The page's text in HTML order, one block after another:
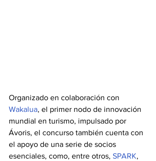
Organizado en colaboración con
Wakalua, el primer nodo de innovación
mundial en turismo, impulsado por
Ávoris, el concurso también cuenta con
el apoyo de una serie de socios
esenciales, como, entre otros, SPARK,